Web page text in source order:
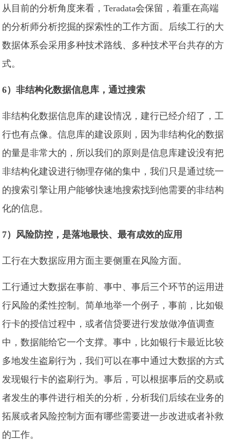
从目前的分析角度来看，Teradata会保留，着重在高端
的分析师分析挖掘的探索性的工作方面。后续工行的大
数据体系会采用多种技术路线、多种技术平台共存的方
式。
6）非结构化数据信息库，通过搜索
非结构化数据信息库的建设情况，建行已经介绍了，工
行也有点像。信息库的建设原则，因为非结构化的数据
的量是非常大的，所以我们的原则是信息库建设没有把
非结构化建设进行物理存储的集中，我们只是通过统一
的搜索引擎让用户能够快速地搜索找到他需要的非结构
化的信息。
7）风险防控，是落地最快、最有成效的应用
工行在大数据应用方面主要侧重在风险方面。
工行通过大数据在事前、事中、事后三个环节的运用进
行风险的柔性控制。简单地举一个例子，事前，比如银
行卡的授信过程中，或者信贷要进行发放做净值调查
中，数据能给它一个支撑。事中，比如银行卡最近比较
多地发生盗刷行为，我们可以在事中通过大数据的方式
发现银行卡的盗刷行为。事后，可以根据事后的交易或
者发生的事件进行相关的分析，分析我们后续在业务的
拓展或者风险控制方面有哪些需要进一步改进或者补救
的工作。